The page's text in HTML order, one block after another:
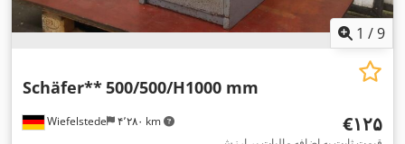
1 /9
Wiefelstede ۴٬۲۸۰ km
Schäfer**500/500/H1000 mm
‎€۱۲۵